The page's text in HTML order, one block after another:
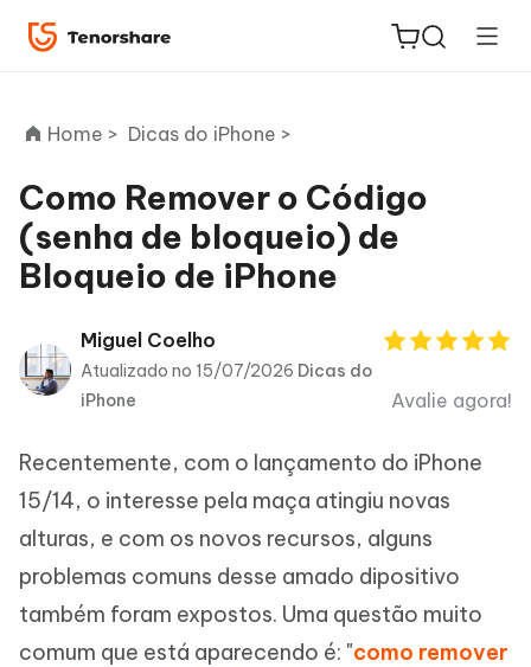
ReiBoot
for iOS
PDNob
PDF
Editor
Novo
iAnyGo
Home > Dicas do iPhone >
Como Remover o Código
(senha de bloqueio) de
Bloqueio de iPhone
Miguel Coelho
Atualizado no 15/07/2026 Dicas do
iPhone
Avalie agora!
Recentemente, com o lançamento do iPhone
15/14, o interesse pela maça atingiu novas
alturas, e com os novos recursos, alguns
problemas comuns desse amado dipositivo
também foram expostos. Uma questão muito
comum que está aparecendo é: "como remover